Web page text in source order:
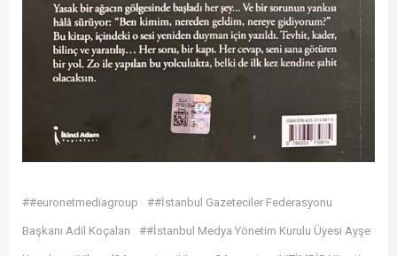
##euronetmediagroup ##İstanbul Gazeteciler Federasyonu
Başkanı Adil Koçalan ##İstanbul Medya Yönetim Kurulu Üyesi Ayşe